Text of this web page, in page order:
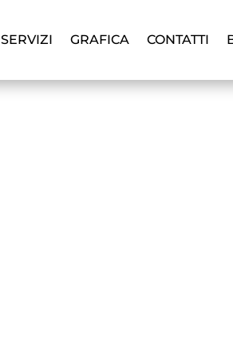
SERVIZI GRAFICA CONTATTI